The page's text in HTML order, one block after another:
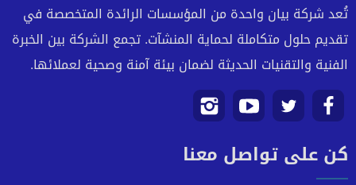
تُعد شركة بيان واحدة من المؤسسات الرائدة المتخصصة في
تقديم حلول متكاملة لحماية المنشآت. تجمع الشركة بين الخبرة
الفنية والتقنيات الحديثة لضمان بيئة آمنة وصحية لعملائها.
تابعنا
على
تابعنا
على
تابعنا
على
تابعنا
على
كن على تواصل معنا